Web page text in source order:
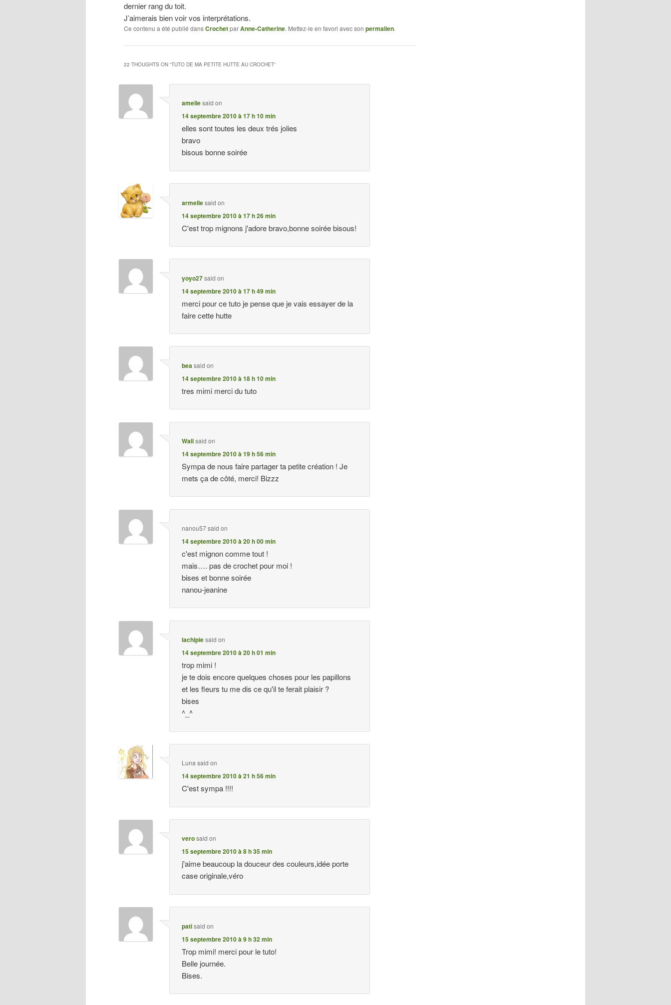
dernier rang du toit.
J’aimerais bien voir vos interprétations.
Ce contenu a été publié dansCrochetparAnne-Catherine. Mettez-le en favori avec son permalien.
22 THOUGHTS ON “TUTO DE MA PETITE HUTTE AU CROCHET”
ameliesaid on
14 septembre 2010 à 17 h 10 min
elles sont toutes les deux trés jolies
bravo
bisous bonne soirée
armellesaid on
14 septembre 2010 à 17 h 26 min
C'est trop mignons j'adore bravo,bonne soirée bisous!
yoyo27said on
14 septembre 2010 à 17 h 49 min
merci pour ce tuto je pense que je vais essayer de la
faire cette hutte
beasaid on
14 septembre 2010 à 18 h 10 min
tres mimi merci du tuto
Walisaid on
14 septembre 2010 à 19 h 56 min
Sympa de nous faire partager ta petite création ! Je
mets ça de côté, merci! Bizzz
nanou57said on
14 septembre 2010 à 20 h 00 min
c'est mignon comme tout !
mais…. pas de crochet pour moi !
bises et bonne soirée
nanou-jeanine
lachipiesaid on
14 septembre 2010 à 20 h 01 min
trop mimi !
je te dois encore quelques choses pour les papillons
et les fleurs tu me dis ce qu'il te ferait plaisir ?
bises
^_^
Luna said on
14 septembre 2010 à 21 h 56 min
C'est sympa !!!!
verosaid on
15 septembre 2010 à 8 h 35 min
j'aime beaucoup la douceur des couleurs,idée porte
case originale,véro
patisaid on
15 septembre 2010 à 9 h 32 min
Trop mimi! merci pour le tuto!
Belle journée.
Bises.